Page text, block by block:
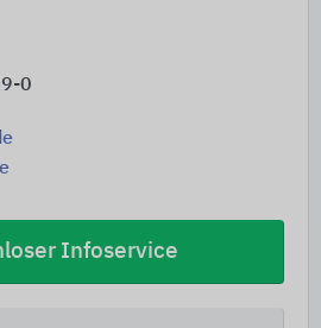
0
Infoservice